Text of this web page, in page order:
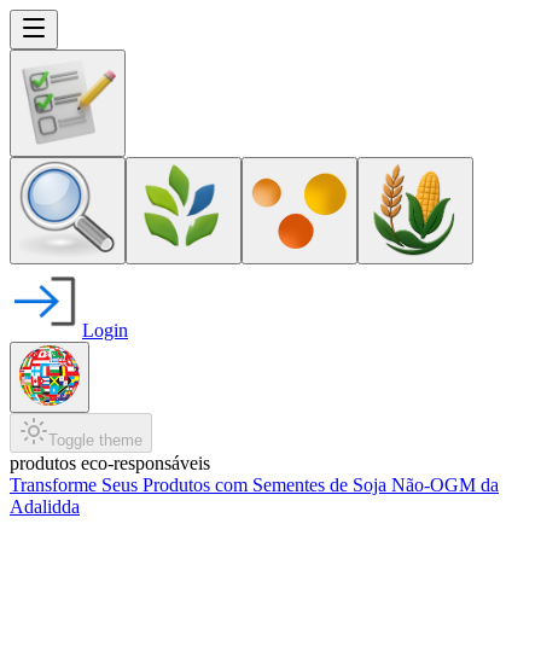
Login
Toggle theme
produtos eco-responsáveis
Transforme Seus Produtos com Sementes de Soja Não-OGM da
Adalidda